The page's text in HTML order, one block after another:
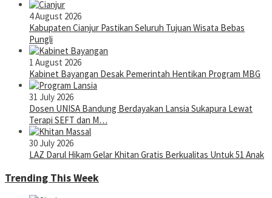
4 August 2026
Kabupaten Cianjur Pastikan Seluruh Tujuan Wisata Bebas
Pungli
1 August 2026
Kabinet Bayangan Desak Pemerintah Hentikan Program MBG
31 July 2026
Dosen UNISA Bandung Berdayakan Lansia Sukapura Lewat
Terapi SEFT dan M…
30 July 2026
LAZ Darul Hikam Gelar Khitan Gratis Berkualitas Untuk 51 Anak
Trending This Week